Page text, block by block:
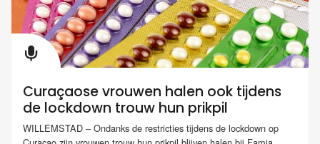
Curaçaose vrouwen halen ook tijdens
de lockdown trouw hun prikpil
WILLEMSTAD – Ondanks de restricties tijdens de lockdown op